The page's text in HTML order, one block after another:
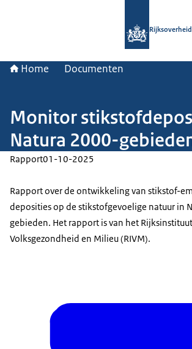
Rijksoverheid
Home Documenten
Monitor
Natura 2000-
Rapport01-10-2025
Rapport over de ontwikkeling van stikstof-
deposities op de stikstofgevoelige natuur in
gebieden. Het rapport is van het
Volksgezondheid en Milieu (RIVM).